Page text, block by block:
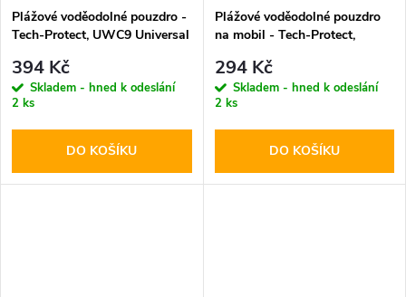
Plážové voděodolné pouzdro -
Tech-Protect, UWC9 Universal
394 Kč
Skladem - hned k odeslání
2 ks
DO KOŠÍKU
Plážové voděodolné pouzdro
na mobil - Tech-Protect,
294 Kč
Skladem - hned k odeslání
2 ks
DO KOŠÍKU